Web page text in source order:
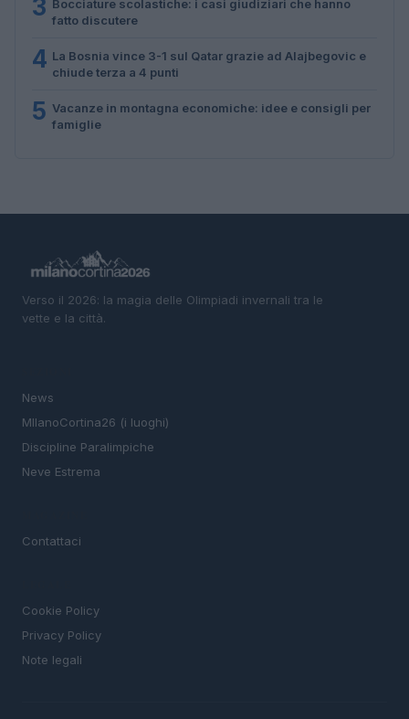
3
Bocciature scolastiche: i casi giudiziari che hanno
fatto discutere
4 La Bosnia vince 3-1 sul Qatar grazie ad Alajbegovic e
chiude terza a 4 punti
5 Vacanze in montagna economiche: idee e consigli per
famiglie
Verso il 2026: la magia delle Olimpiadi invernali tra le
vette e la città.
News
MIlanoCortina26 (i luoghi)
Discipline Paralimpiche
Neve Estrema
Contattaci
Cookie Policy
Privacy Policy
Note legali